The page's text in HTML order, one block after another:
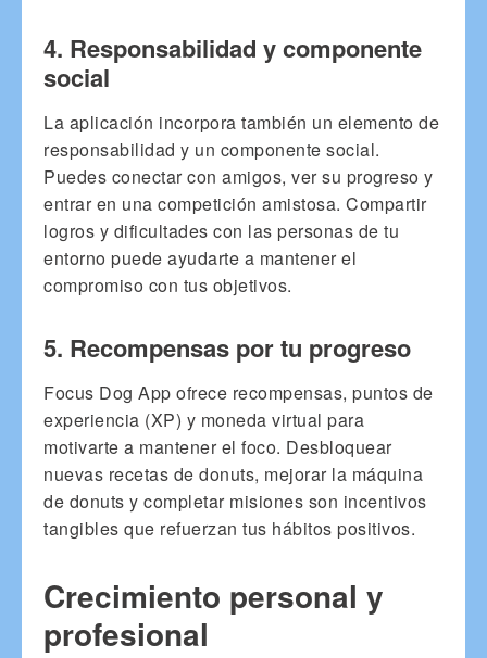
4. Responsabilidad y componente
social
La aplicación incorpora también un elemento de
responsabilidad y un componente social.
Puedes conectar con amigos, ver su progreso y
entrar en una competición amistosa. Compartir
logros y dificultades con las personas de tu
entorno puede ayudarte a mantener el
compromiso con tus objetivos.
5. Recompensas por tu progreso
Focus Dog App ofrece recompensas, puntos de
experiencia (XP) y moneda virtual para
motivarte a mantener el foco. Desbloquear
nuevas recetas de donuts, mejorar la máquina
de donuts y completar misiones son incentivos
tangibles que refuerzan tus hábitos positivos.
Crecimiento personal y
profesional